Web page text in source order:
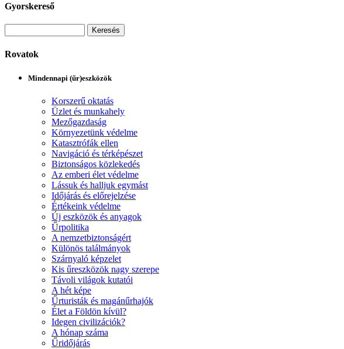
Gyorskereső
Rovatok
Mindennapi (űr)eszközök
Korszerű oktatás
Üzlet és munkahely
Mezőgazdaság
Környezetünk védelme
Katasztrófák ellen
Navigáció és térképészet
Biztonságos közlekedés
Az emberi élet védelme
Lássuk és halljuk egymást
Időjárás és előrejelzése
Értékeink védelme
Új eszközök és anyagok
Űrpolitika
A nemzetbiztonságért
Különös találmányok
Szárnyaló képzelet
Kis űreszközök nagy szerepe
Távoli világok kutatói
A hét képe
Űrturisták és magánűrhajók
Élet a Földön kívül?
Idegen civilizációk?
A hónap száma
Űridőjárás